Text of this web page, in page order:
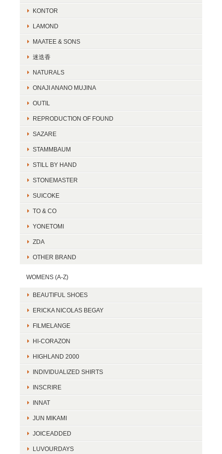
KONTOR
LAMOND
MAATEE & SONS
迷迭香
NATURALS
ONAJI ANANO MUJINA
OUTIL
REPRODUCTION OF FOUND
SAZARE
STAMMBAUM
STILL BY HAND
STONEMASTER
SUICOKE
TO & CO
YONETOMI
ZDA
OTHER BRAND
WOMENS (A-Z)
BEAUTIFUL SHOES
ERICKA NICOLAS BEGAY
FILMELANGE
HI-CORAZON
HIGHLAND 2000
INDIVIDUALIZED SHIRTS
INSCRIRE
INNAT
JUN MIKAMI
JOICEADDED
LUVOURDAYS